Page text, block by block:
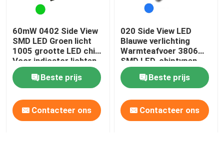
Producten
Videos
VR-show
Over ons
60mW 0402 Side View
SMD LED Groen licht
1005 grootte LED chip
Voor indicator lichten
Beste prijs
Contacteer ons
020 Side View LED
Blauwe verlichting
Warmteafvoer 3806
SMD LED-chiptypen
Beste prijs
Contacteer ons